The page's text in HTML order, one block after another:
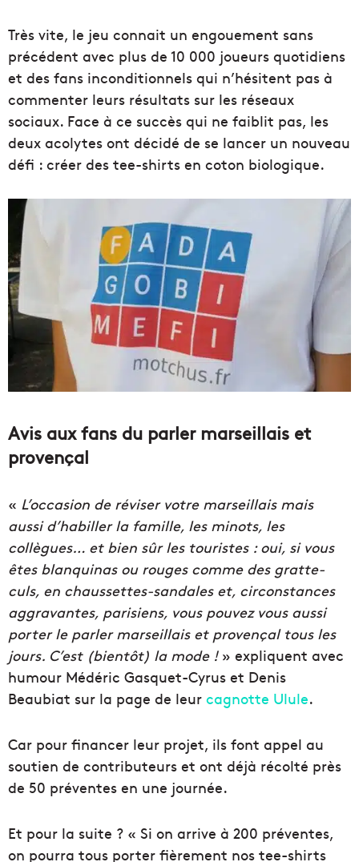
Très vite, le jeu connait un engouement sans
précédent avec plus de 10 000 joueurs quotidiens
et des fans inconditionnels qui n’hésitent pas à
commenter leurs résultats sur les réseaux
sociaux. Face à ce succès qui ne faiblit pas, les
deux acolytes ont décidé de se lancer un nouveau
défi : créer des tee-shirts en coton biologique.
Avis aux fans du parler marseillais et
provençal
« L’occasion de réviser votre marseillais mais
aussi d’habiller la famille, les minots, les
collègues… et bien sûr les touristes : oui, si vous
êtes blanquinas ou rouges comme des gratte-
culs, en chaussettes-sandales et, circonstances
aggravantes, parisiens, vous pouvez vous aussi
porter le parler marseillais et provençal tous les
jours. C’est (bientôt) la mode !» expliquent avec
humour Médéric Gasquet-Cyrus et Denis
Beaubiat sur la page de leur cagnotte Ulule.
Car pour financer leur projet, ils font appel au
soutien de contributeurs et ont déjà récolté près
de 50 préventes en une journée.
Et pour la suite ? « Si on arrive à 200 préventes,
on pourra tous porter fièrement nos tee-shirts